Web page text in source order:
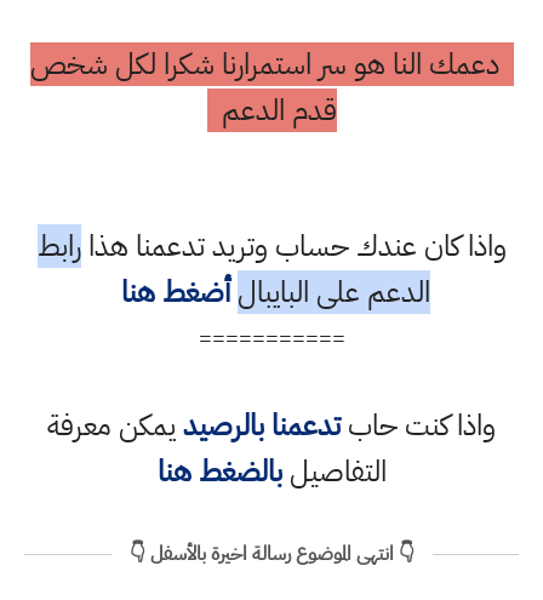
دعمك النا هو سر استمرارنا شكرا لكل شخص
قدم الدعم
واذا كان عندك حساب وتريد تدعمنا هذارابط
الدعم على البايبال أضغط هنا
===========
واذا كنت حابتدعمنا بالرصيديمكن معرفة
التفاصيلبالضغط هنا
👇 انتهى الموضوع رسالة اخيرة بالأسفل 👇